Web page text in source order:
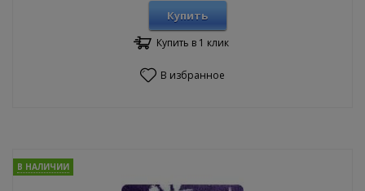
Купить
Купить в 1 клик
В избранное
В НАЛИЧИИ